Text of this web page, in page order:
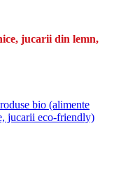
jucarii din lemn,